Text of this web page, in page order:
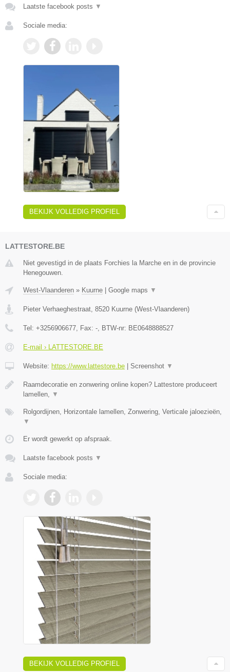
Laatste facebook posts ▼
Sociale media:
BEKIJK VOLLEDIG PROFIEL
LATTESTORE.BE
Niet gevestigd in de plaats Forchies la Marche en in de provincie
Henegouwen.
West-Vlaanderen » Kuurne Google maps ▼
Pieter Verhaeghestraat, 8520 Kuurne (West-Vlaanderen)
Tel: +3256906677, Fax: -, BTW-nr: BE0648888527
E-mail › LATTESTORE.BE
Website: https://www.lattestore.be Screenshot ▼
Raamdecoratie en zonwering online kopen? Lattestore produceert
lamellen, ▼
Rolgordijnen, Horizontale lamellen, Zonwering, Verticale jaloezieën,
▼
Er wordt gewerkt op afspraak.
Laatste facebook posts ▼
Sociale media:
BEKIJK VOLLEDIG PROFIEL